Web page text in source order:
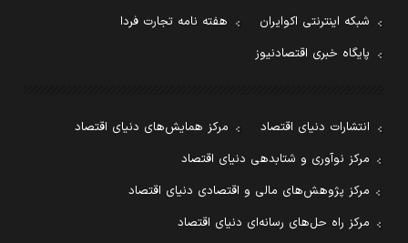
شبکه اینترنتی اکوایران
هفته نامه تجارت فردا
پایگاه خبری اقتصادنیوز
انتشارات دنیای اقتصاد
مرکز همایش‌های دنیای اقتصاد
مرکز نوآوری و شتابدهی دنیای اقتصاد
مرکز پژوهش‌های مالی و اقتصادی دنیای اقتصاد
مرکز راه حل‌های رسانه‌ای دنیای اقتصاد